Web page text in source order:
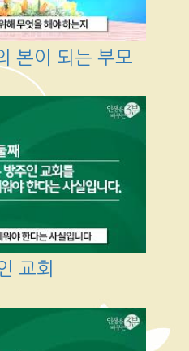
본이 되는 부모
교회